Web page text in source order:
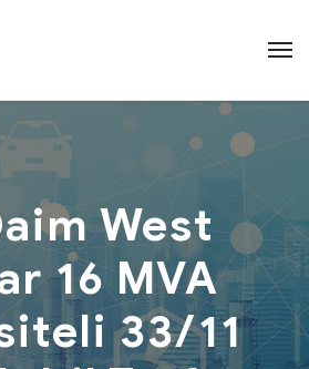
West
16 MVA
33/11